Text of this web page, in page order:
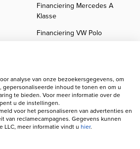
Financiering Mercedes A
Klasse
Financiering VW Polo
analyse van onze bezoekersgegevens, om
inhoud te tonen en om u
te bieden. Voor meer informatie over de
u de instellingen.
voor het personaliseren van advertenties en
van reclamecampagnes. Gegevens kunnen
meer informatie vindt u hier.